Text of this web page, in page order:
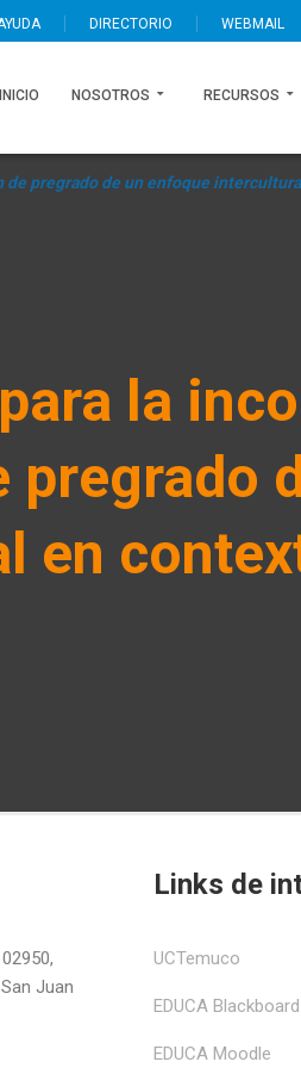
DIRECTORIO WEBMAIL
INICIO NOSOTROS RECURSOS
pregrado de un enfoque
la
en
Juan
Links de
UCTemuco
EDUCA Blackboard
EDUCA Moodle